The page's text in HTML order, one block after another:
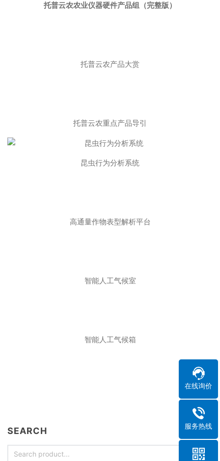
托普云农农业仪器硬件产品组（完整版）
托普云农产品大赏
托普云农重点产品导引
昆虫行为分析系统
高通量作物表型解析平台
智能人工气候室
智能人工气候箱
SEARCH
在线询价
服务热线